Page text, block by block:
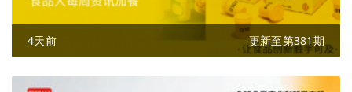
4天前 更新至第381期